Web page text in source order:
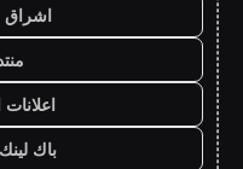
اشراق
اعلانات
باك